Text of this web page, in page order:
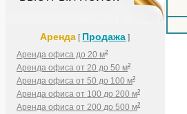
Аренда [ Продажа ]
Аренда офиса до 20 м2
Аренда офиса от 20 до 50 м2
Аренда офиса от 50 до 100 м2
Аренда офиса от 100 до 200 м2
Аренда офиса от 200 до 500 м2